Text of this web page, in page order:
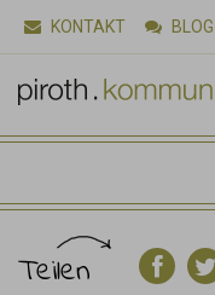
KONTAKT BLOG
Teilen